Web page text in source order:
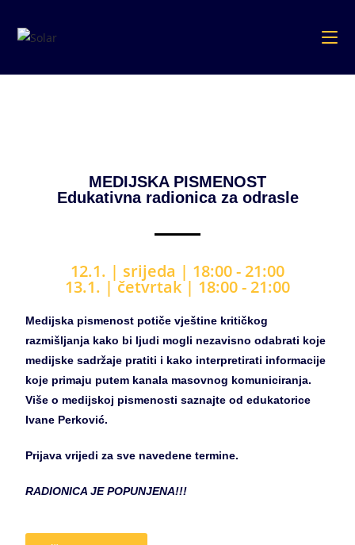
MEDIJSKA PISMENOST
Edukativna radionica za odrasle
12.1. | srijeda | 18:00 - 21:00
13.1. | četvrtak| 18:00 - 21:00
Medijska pismenost potiče vještine kritičkog
razmišljanja kako bi ljudi mogli nezavisno odabrati koje
medijske sadržaje pratiti i kako interpretirati informacije
koje primaju putem kanala masovnog komuniciranja.
Više o medijskoj pismenosti saznajte od edukatorice
Ivane Perković.
Prijava vrijedi za sve navedene termine.
RADIONICA JE POPUNJENA!!!